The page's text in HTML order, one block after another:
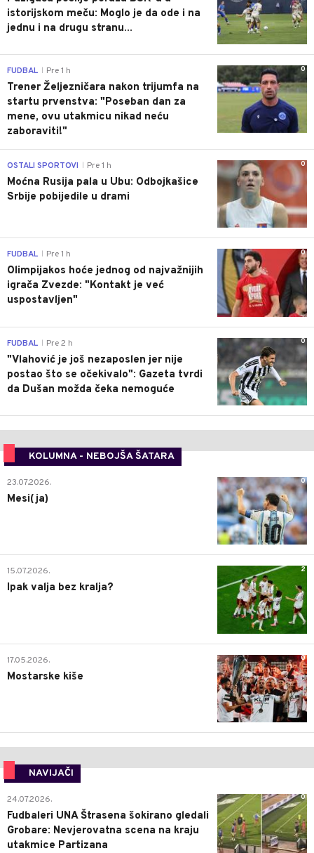
istorijskom meču: Moglo je da ode i na
jednu i na drugu stranu...
0
FUDBAL Pre 1 h
Trener Željezničara nakon trijumfa na
startu prvenstva: "Poseban dan za
mene, ovu utakmicu nikad neću
zaboraviti!"
0
OSTALI SPORTOVI Pre 1 h
Moćna Rusija pala u Ubu: Odbojkašice
Srbije pobijedile u drami
0
FUDBAL Pre 1 h
Olimpijakos hoće jednog od najvažnijih
igrača Zvezde: "Kontakt je već
uspostavljen"
0
FUDBAL Pre 2 h
"Vlahović je još nezaposlen jer nije
postao što se očekivalo": Gazeta tvrdi
da Dušan možda čeka nemoguće
KOLUMNA - NEBOJŠA ŠATARA
0
23.07.2026.
Mesi(ja)
2
15.07.2026.
Ipak valja bez kralja?
0
17.05.2026.
Mostarske kiše
NAVIJAČI
0
24.07.2026.
Fudbaleri UNA Štrasena šokirano gledali
Grobare: Nevjerovatna scena na kraju
utakmice Partizana